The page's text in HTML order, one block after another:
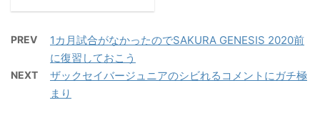
上亘とシングルマッチし
たのが印象的だった。 結
果から言ってしまうと
「G1開幕戦でのセミファ
Jq1w — 後藤 洋央紀
(@510njpw) May 19,
ヤマザキ春のパン祭りに
ュージャパンカップ」が
新型コロナの影響を受け
て吹っ飛んでしまい、も
う3週間が経とうとして
PREV
1カ月試合がなかったのでSAKURA GENESIS 2020前
に復習しておこう
NEXT
ザックセイバージュニアのシビれるコメントにガチ極
まり